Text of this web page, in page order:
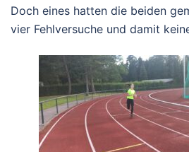
Doch eines hatten die beiden
vier Fehlversuche und damit